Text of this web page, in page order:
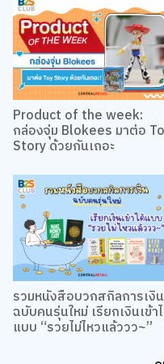
Product of the week:
กล่องจุ่ม Blokees มาต่อ
Story ด้วยกันเถอะ
รวมหนังสือบวกสกิลการเงิน
ฉบับคนรุ่นใหม่ เรียกเงินเข้า
แบบ “รวยไม่ไหวแล้ววว~”